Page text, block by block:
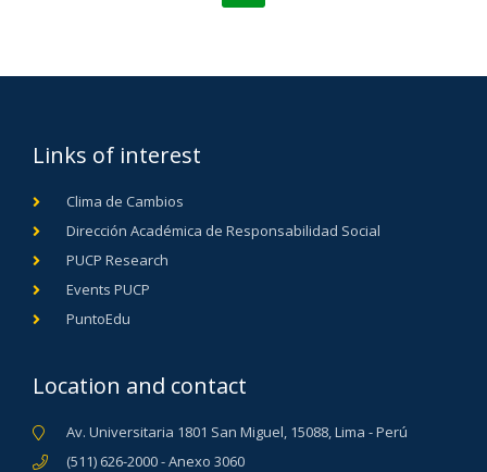
Links of interest
Clima de Cambios
Dirección Académica de Responsabilidad Social
PUCP Research
Events PUCP
PuntoEdu
Location and contact
Av. Universitaria 1801 San Miguel, 15088, Lima - Perú
(511) 626-2000 - Anexo 3060